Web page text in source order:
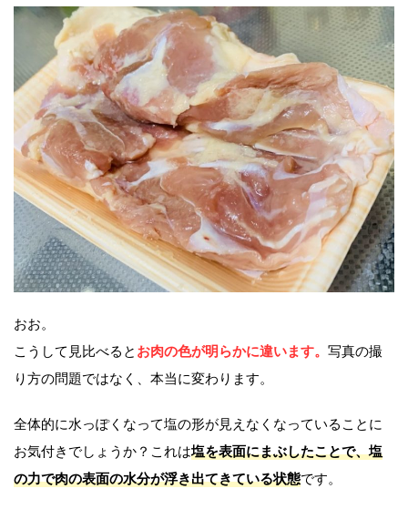
おお。
こうして見比べると お肉の色が明らかに違います。 写真の撮
り方の問題ではなく、本当に変わります。
全体的に水っぽくなって塩の形が見えなくなっていることに
お気付きでしょうか？これは塩を表面にまぶしたことで、塩
の力で肉の表面の水分が浮き出てきている状態です。